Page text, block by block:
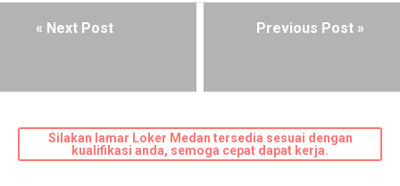
« Next Post Previous Post »
Silakan lamar Loker Medan tersedia sesuai dengan
kualifikasi anda, semoga cepat dapat kerja.